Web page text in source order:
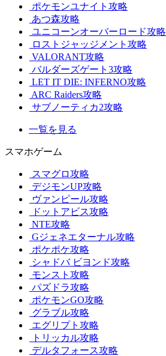
ポケモンユナイト攻略
あつ森攻略
ユニコーンオーバーロード攻略
ロストジャッジメント攻略
VALORANT攻略
バルダーズゲート3攻略
LET IT DIE: INFERNO攻略
ARC Raiders攻略
サブノーティカ2攻略
一覧を見る
スマホゲーム
スマグロ攻略
デジモンUP攻略
ヴァンピール攻略
ドットアビス攻略
NTE攻略
Gジェネエターナル攻略
ポケポケ攻略
シャドバ ビヨンド攻略
モンスト攻略
パズドラ攻略
ポケモンGO攻略
グラブル攻略
エグリプト攻略
トリッカル攻略
デルタフォース攻略